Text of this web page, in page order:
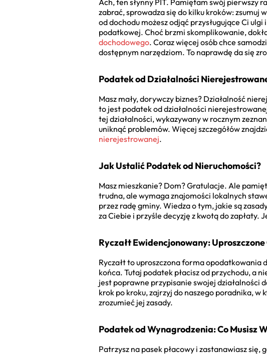
Ach, ten słynny PIT. Pamiętam swój pierwszy
zabrać, sprowadza się do kilku kroków: zsumuj
od dochodu możesz odjąć przysługujące Ci
podatkowej. Choć brzmi skomplikowanie,
dochodowego. Coraz więcej osób chce
dostępnym narzędziom. To naprawdę da się
Podatek od Działalności
Masz mały, dorywczy biznes? Działalność
to jest podatek od działalności
tej działalności, wykazywany w rocznym
uniknąć problemów. Więcej szczegółów
nierejestrowanej.
Jak Ustalić Podatek od Nieruchomości?
Masz mieszkanie? Dom? Gratulacje. Ale
trudna, ale wymaga znajomości lokalnych
przez radę gminy. Wiedza o tym, jakie są
za Ciebie i przyśle decyzję z kwotą do zapłaty.
Ryczałt Ewidencjonowany:
Ryczałt to uproszczona forma opodatkowania
końca. Tutaj podatek płacisz od przychodu, a
jest poprawne przypisanie swojej działalności
krok po kroku, zajrzyj do naszego poradnika, w
zrozumieć jej zasady.
Podatek od Wynagrodzenia: Co Musisz
Patrzysz na pasek płacowy i zastanawiasz się,